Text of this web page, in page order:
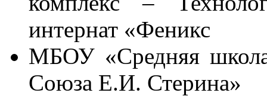
интернат «Феникс
МБОУ «Средняя
Союза Е.И. Стерина»